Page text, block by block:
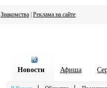
Знакомства Реклама на сайте
Новости Афиша